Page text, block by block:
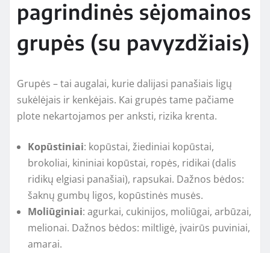
pagrindinės sėjomainos
grupės (su pavyzdžiais)
Grupės – tai augalai, kurie dalijasi panašiais ligų
sukėlėjais ir kenkėjais. Kai grupės tame pačiame
plote nekartojamos per anksti, rizika krenta.
Kopūstiniai: kopūstai, žiediniai kopūstai,
brokoliai, kininiai kopūstai, ropės, ridikai (dalis
ridikų elgiasi panašiai), rapsukai. Dažnos bėdos:
šaknų gumbų ligos, kopūstinės musės.
Moliūginiai: agurkai, cukinijos, moliūgai, arbūzai,
melionai. Dažnos bėdos: miltligė, įvairūs puviniai,
amarai.